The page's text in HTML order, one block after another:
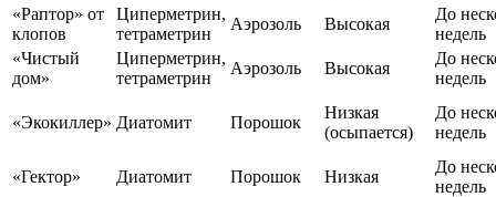
«Раптор» от
клопов
Циперметрин,
тетраметрин
Аэрозоль Высокая
До
недель
«Чистый
дом»
Циперметрин,
тетраметрин
Аэрозоль Высокая
До
недель
«Экокиллер» Диатомит Порошок
Низкая
(осыпается)
До
недель
«Гектор» Диатомит Порошок Низкая
До
недель